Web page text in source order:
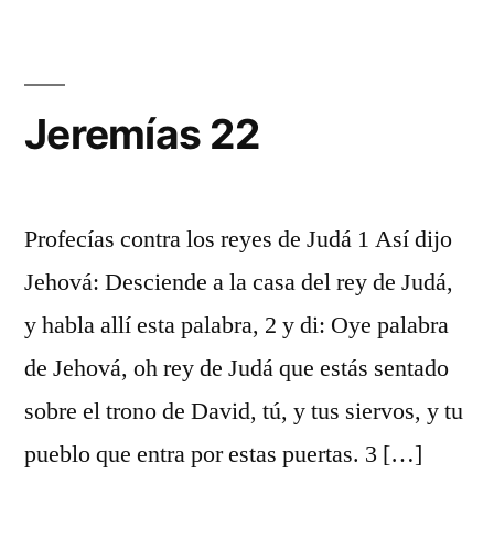
Jeremías 22
Profecías contra los reyes de Judá 1 Así dijo
Jehová: Desciende a la casa del rey de Judá,
y habla allí esta palabra, 2 y di: Oye palabra
de Jehová, oh rey de Judá que estás sentado
sobre el trono de David, tú, y tus siervos, y tu
pueblo que entra por estas puertas. 3 […]